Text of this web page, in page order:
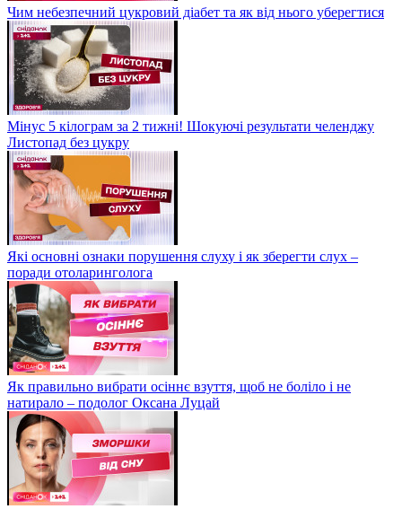
Чим небезпечний цукровий діабет та як від нього уберегтися
Мінус 5 кілограм за 2 тижні! Шокуючі результати челенджу
Листопад без цукру
Які основні ознаки порушення слуху і як зберегти слух –
поради отоларинголога
Як правильно вибрати осіннє взуття, щоб не боліло і не
натирало – подолог Оксана Луцай